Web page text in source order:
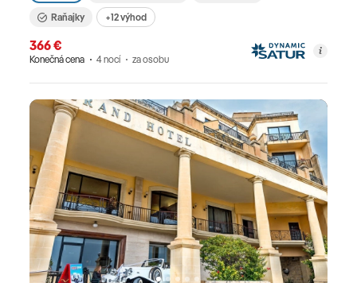
Raňajky +12 výhod
366 €
Konečná cena 4 nocí za osobu